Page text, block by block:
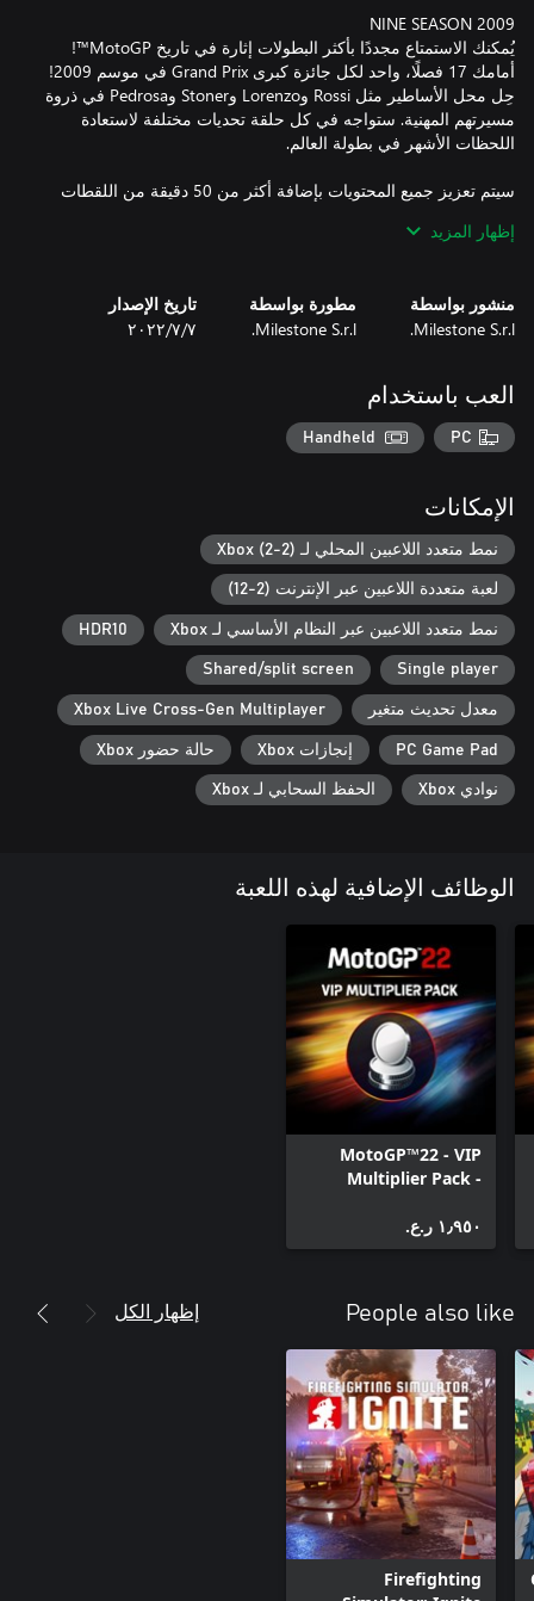
أمامك 17 فصلًا، واحد لكل جائزة كبرى Grand Prix في موسم 2009!
حِل محل الأساطير مثل Rossi وLorenzo وStoner وPedrosa في ذروة
مسيرتهم المهنية. ستواجه في كل حلقة تحديات مختلفة لاستعادة
سيتم تعزيز جميع المحتويات بإضافة أكثر من 50 دقيقة من اللقطات
ستتعلم جميع حيل المهنة عبر تحديات اللعبة الجديدة كي تصبح الأسرع
كن المتسابق الذي طالما رغبت أن تكون بمساعدة العروض التعليمية
الجديدة التي ستساعدك في التحسن بسرعة عبر جلسات اللعب
من وجوه أبطالك إلى إعادة تصميم ورش الإصلاح الرسمية الخاصة بهم،
صمّم عالمك في لعبة MotoGP™ وقُد بشكل أكثر احترافية. من خلال
استخدام 5 عناصر تعديل للرسومات، ستتمكن من تخصيص كل شيء
كون فريقك الخاص أو انضم إلى فريق رسمي. اختر طاقمك وطور
دراجتك عبر تحسين المحرك والهيكل والديناميكا الهوائية والإلكترونيات:
كون فريقًا مبتدئًا في Moto2™ وMoto3™: عيّن مديرًا للفريق ومديرًا
ستكون قادرًا على تحدي أصدقائك للمرة الأولى في السلسلة في وضع
وإذا لم يكن هذا كافيًا، ستستمتع بالتحديات المذهلة عبر الإنترنت الخاصة
*سيكون وضع متعدد اللاعبين عبر الأجيال متاحًا على أجهزة التحكم ذاتها.
إظهار المزيد
منشور بواسطة
Milestone S.r.l.
مطورة بواسطة
Milestone S.r.l.
تاريخ الإصدار
٧‏/٧‏/٢٠٢٢
العب باستخدام
PC
Handheld
الإمكانات
نمط متعدد اللاعبين المحلي لـ Xbox (2-2)
لعبة متعددة اللاعبين عبر الإنترنت (2-12)
نمط متعدد اللاعبين عبر النظام الأساسي لـ Xbox HDR10
Single player
Shared/split screen
معدل تحديث متغير Xbox Live Cross-Gen Multiplayer
PC Game Pad إنجازات Xbox حالة حضور Xbox
نوادي Xbox الحفظ السحابي لـ Xbox
الوظائف الإضافية لهذه اللعبة
MotoGP™22 - VIP
Multiplier Pack -
١٫٩٥٠ ر.ع.‏
People also like إظهار الكل
Firefighting